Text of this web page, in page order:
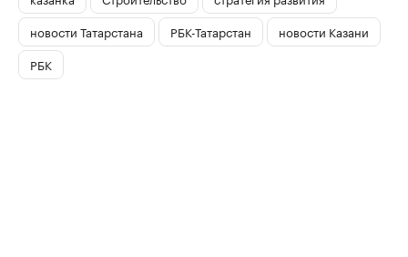
новости Татарстана
РБК-Татарстан
новости Казани
РБК